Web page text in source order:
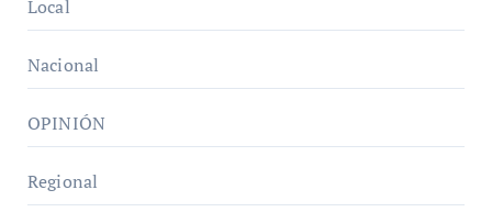
Local
Nacional
OPINIÓN
Regional